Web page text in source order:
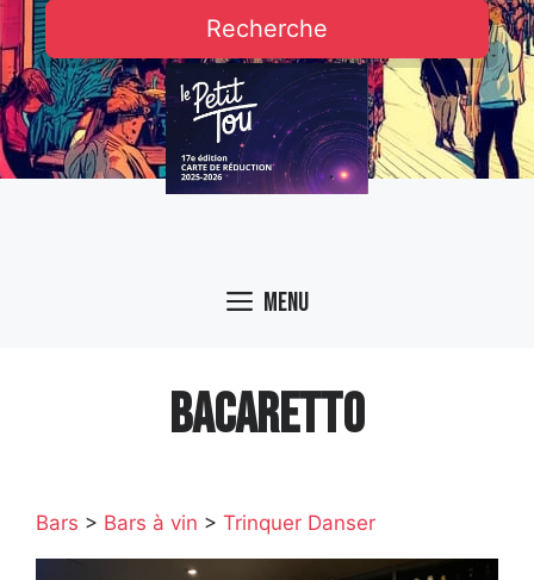
Recherche
Menu
BACARETTO
Bars > Bars à vin > Trinquer Danser